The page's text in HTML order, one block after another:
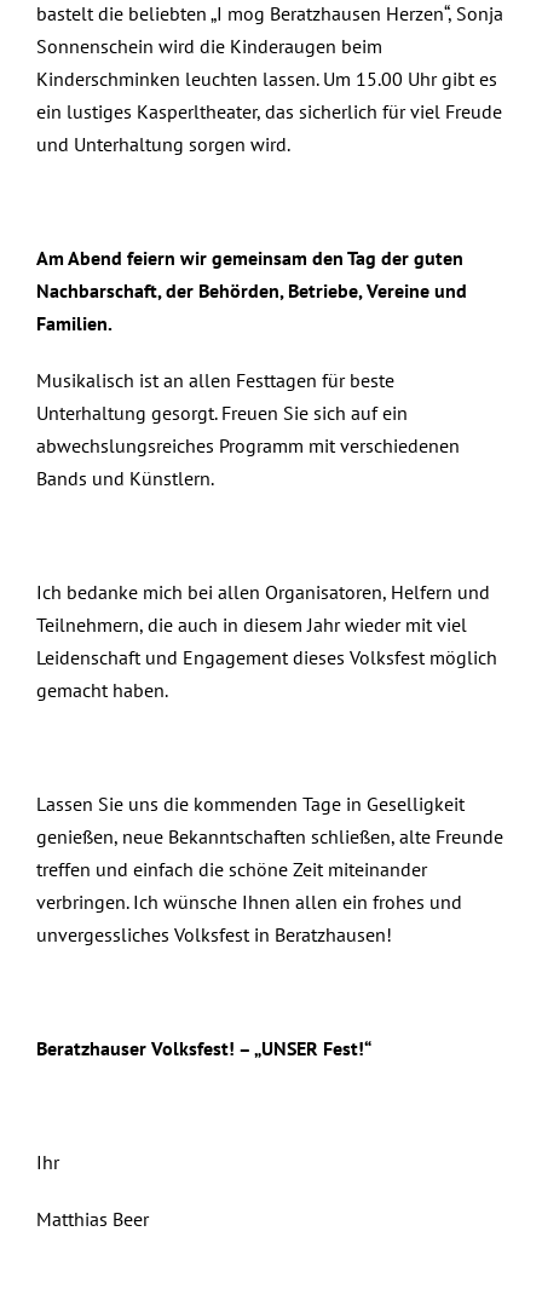
bastelt die beliebten „I mog Beratzhausen Herzen“, Sonja
Sonnenschein wird die Kinderaugen beim
Kinderschminken leuchten lassen. Um 15.00 Uhr gibt es
ein lustiges Kasperltheater, das sicherlich für viel Freude
und Unterhaltung sorgen wird.
Am Abend feiern wir gemeinsam den Tag der guten
Nachbarschaft, der Behörden, Betriebe, Vereine und
Familien.
Musikalisch ist an allen Festtagen für beste
Unterhaltung gesorgt. Freuen Sie sich auf ein
abwechslungsreiches Programm mit verschiedenen
Bands und Künstlern.
Ich bedanke mich bei allen Organisatoren, Helfern und
Teilnehmern, die auch in diesem Jahr wieder mit viel
Leidenschaft und Engagement dieses Volksfest möglich
gemacht haben.
Lassen Sie uns die kommenden Tage in Geselligkeit
genießen, neue Bekanntschaften schließen, alte Freunde
treffen und einfach die schöne Zeit miteinander
verbringen. Ich wünsche Ihnen allen ein frohes und
unvergessliches Volksfest in Beratzhausen!
Beratzhauser Volksfest! – „UNSER Fest!“
Ihr
Matthias Beer